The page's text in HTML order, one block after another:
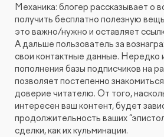
Механика: блогер рассказывает о
получить бесплатно полезную
это важно/нужно и оставляет
А дальше пользователь за
свои контактные данные. Нередко
пополнения базы подписчиков на
позволяет постепенно
доверие читателю. От того,
интересен ваш контент, будет
продолжительность ваших
сделки, как их кульминации.